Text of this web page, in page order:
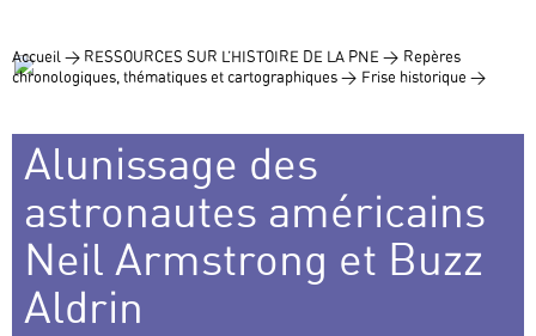
Accueil > RESSOURCES SUR L’HISTOIRE DE LA PNE > Repères
chronologiques, thématiques et cartographiques > Frise historique >
Alunissage des
astronautes américains
Neil Armstrong et Buzz
Aldrin